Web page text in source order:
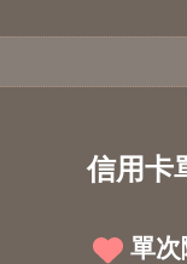
信用卡
單次